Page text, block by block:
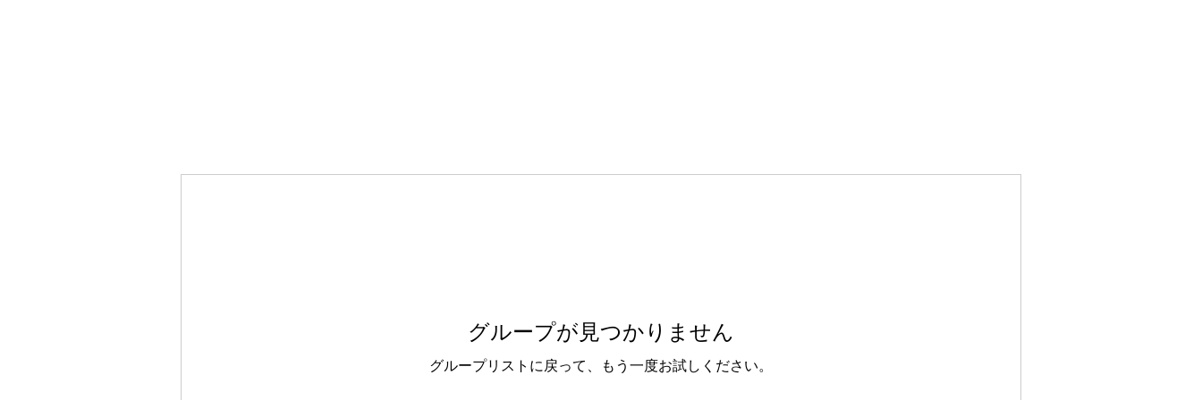
グループが見つかりません
グループリストに戻って、もう一度お試しください。